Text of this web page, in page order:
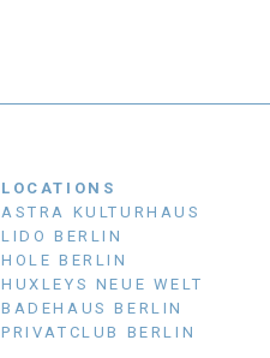
LOCATIONS
ASTRA KULTURHAUS
LIDO BERLIN
HOLE BERLIN
HUXLEYS NEUE WELT
BADEHAUS BERLIN
PRIVATCLUB BERLIN